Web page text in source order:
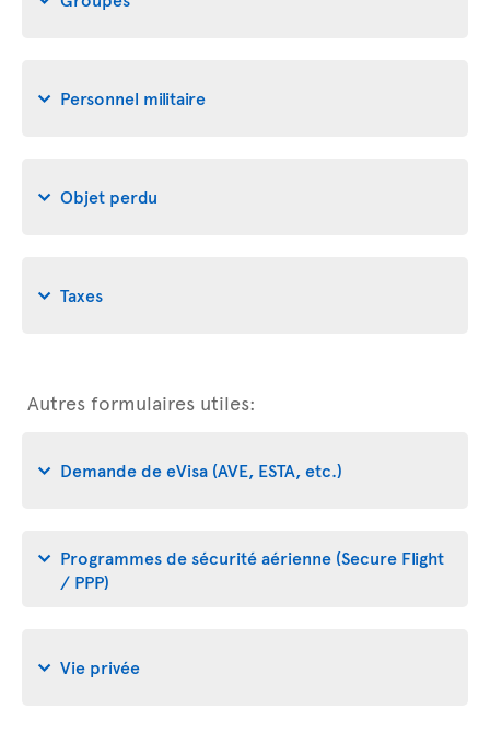
Personnel militaire
Objet perdu
Taxes
Autres formulaires utiles:
Demande de eVisa (AVE, ESTA, etc.)
Programmes de sécurité aérienne (Secure Flight
/ PPP)
Vie privée